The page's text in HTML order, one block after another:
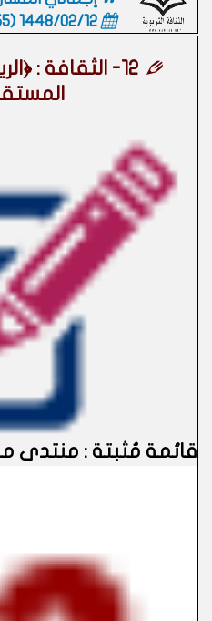
1448/02/12 (06:55 صباحاً)
12- الثقافة :
قائمة مُثبتة : منتدى